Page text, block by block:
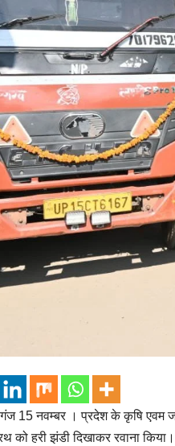
15 नवम्बर । प्रदेश के कृषि एवम
को हरी झंडी दिखाकर रवाना किया।